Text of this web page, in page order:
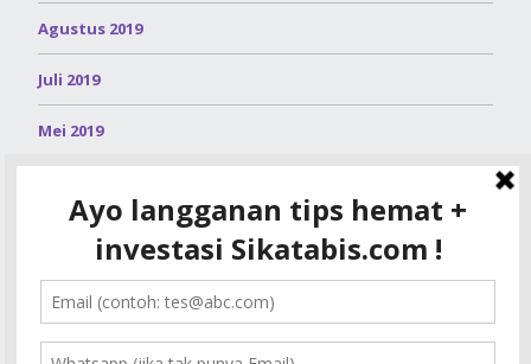
Agustus 2019
Juli 2019
Mei 2019
Maret 2019
Februari 2019